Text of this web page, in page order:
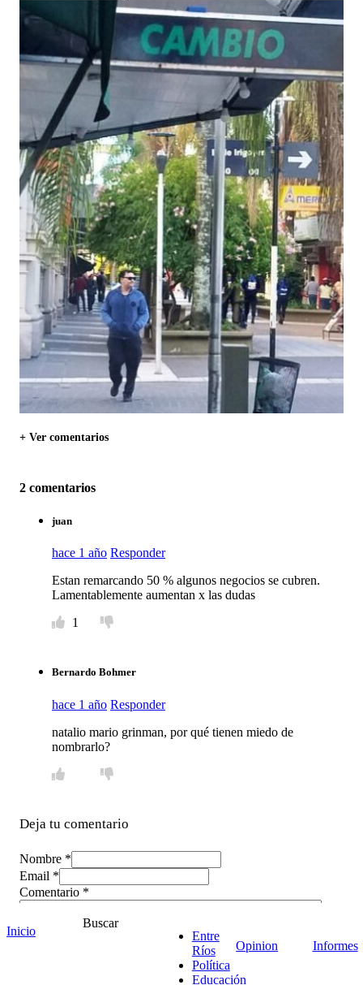
+ Ver comentarios
2 comentarios
juan
hace 1 año Responder
Estan remarcando 50 % algunos negocios se cubren.
Lamentablemente aumentan x las dudas
1
Bernardo Bohmer
hace 1 año Responder
natalio mario grinman, por qué tienen miedo de
nombrarlo?
Deja tu comentario
Nombre *
Email *
Comentario *
Inicio
Buscar
Entre
Ríos
Política
Educación
Opinion Informes